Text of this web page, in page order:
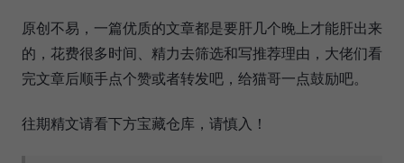
原创不易，一篇优质的文章都是要肝几个晚上才能肝出来
的，花费很多时间、精力去筛选和写推荐理由，大佬们看
完文章后顺手点个赞或者转发吧，给猫哥一点鼓励吧。
往期精文请看下方宝藏仓库，请慎入！